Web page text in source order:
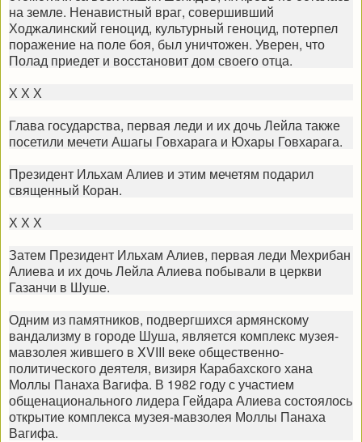
на земле. Ненавистный враг, совершивший
Ходжалинский геноцид, культурный геноцид, потерпел
поражение на поле боя, был уничтожен. Уверен, что
Полад приедет и восстановит дом своего отца.
Х Х Х
Глава государства, первая леди и их дочь Лейла также
посетили мечети Ашагы Говхарага и Юхары Говхарага.
Президент Ильхам Алиев и этим мечетям подарил
священный Коран.
Х Х Х
Затем Президент Ильхам Алиев, первая леди Мехрибан
Алиева и их дочь Лейла Алиева побывали в церкви
Газанчи в Шуше.
Одним из памятников, подвергшихся армянскому
вандализму в городе Шуша, является комплекс музея-
мавзолея жившего в XVIII веке общественно-
политического деятеля, визиря Карабахского хана
Моллы Панаха Вагифа. В 1982 году с участием
общенационального лидера Гейдара Алиева состоялось
открытие комплекса музея-мавзолея Моллы Панаха
Вагифа.